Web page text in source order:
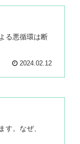
る悪循環は断
2024.02.12
。なぜ、